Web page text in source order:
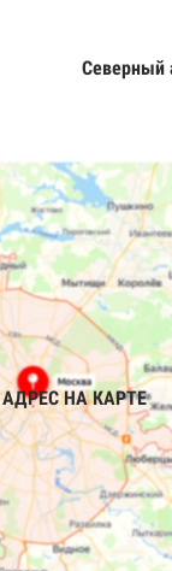
Северный
НА КАРТЕ